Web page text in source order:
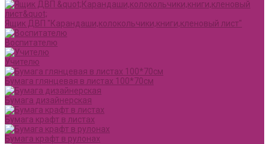
Ящик ДВП "Карандаши,колокольчики,книги,кленовый лист"
Воспитателю
Учителю
Бумага глянцевая в листах 100*70см
Бумага дизайнерская
Бумага крафт в листах
Бумага крафт в рулонах